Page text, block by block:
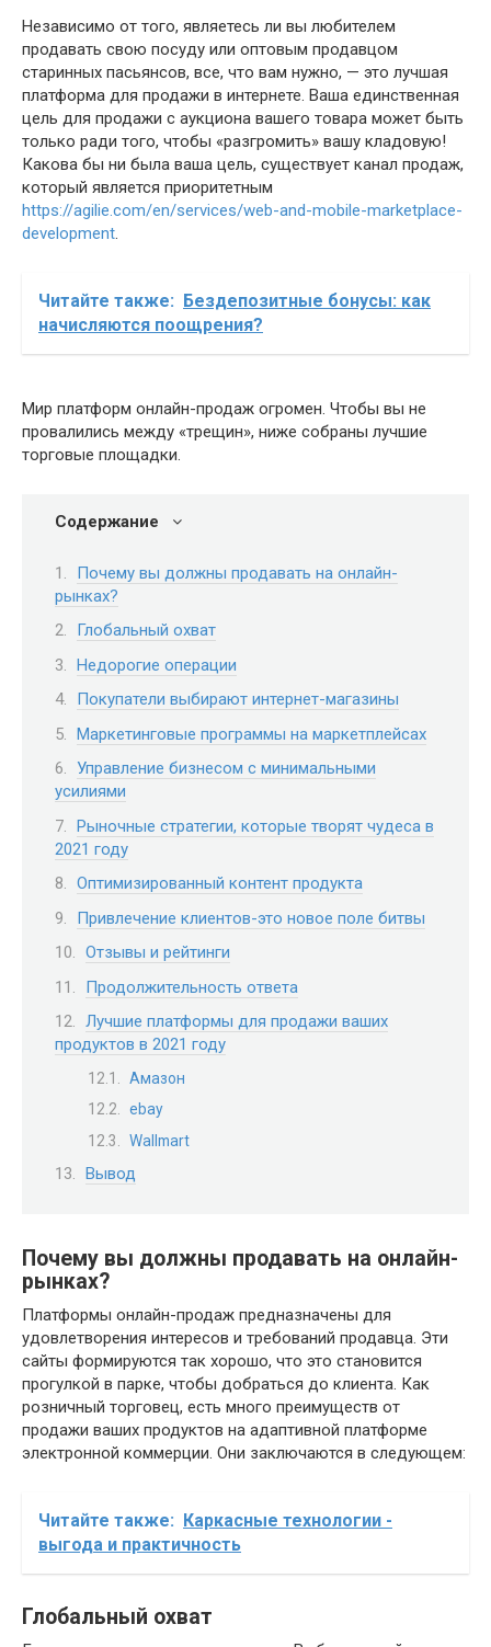
Независимо от того, являетесь ли вы любителем
продавать свою посуду или оптовым продавцом
старинных пасьянсов, все, что вам нужно, — это лучшая
платформа для продажи в интернете. Ваша единственная
цель для продажи с аукциона вашего товара может быть
только ради того, чтобы «разгромить» вашу кладовую!
Какова бы ни была ваша цель, существует канал продаж,
который является приоритетным
https://agilie.com/en/services/web-and-mobile-marketplace-
development.
Читайте также: Бездепозитные бонусы: как
начисляются поощрения?
Мир платформ онлайн-продаж огромен. Чтобы вы не
провалились между «трещин», ниже собраны лучшие
торговые площадки.
Содержание
Почему вы должны продавать на онлайн-
рынках?
Глобальный охват
Недорогие операции
Покупатели выбирают интернет-магазины
Маркетинговые программы на маркетплейсах
Управление бизнесом с минимальными
усилиями
Рыночные стратегии, которые творят чудеса в
2021 году
Оптимизированный контент продукта
Привлечение клиентов-это новое поле битвы
Отзывы и рейтинги
Продолжительность ответа
Лучшие платформы для продажи ваших
продуктов в 2021 году
Амазон
ebay
Wallmart
Вывод
Почему вы должны продавать на онлайн-
рынках?
Платформы онлайн-продаж предназначены для
удовлетворения интересов и требований продавца. Эти
сайты формируются так хорошо, что это становится
прогулкой в парке, чтобы добраться до клиента. Как
розничный торговец, есть много преимуществ от
продажи ваших продуктов на адаптивной платформе
электронной коммерции. Они заключаются в следующем:
Читайте также: Каркасные технологии -
выгода и практичность
Глобальный охват